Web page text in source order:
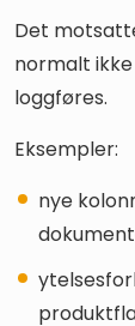
Det
normalt
loggføres.
Eksempler:
nye